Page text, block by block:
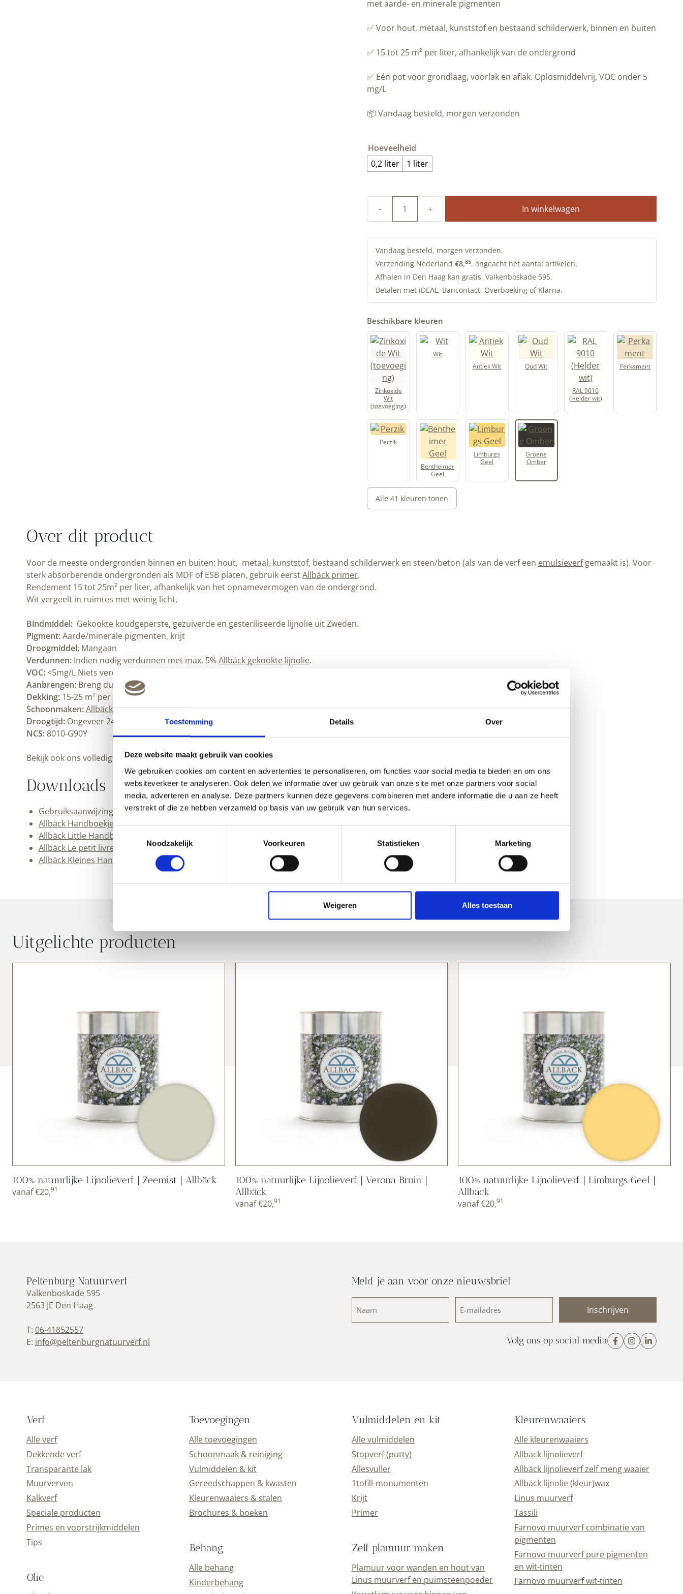
Toestemming Details Over
Deze website maakt gebruik van cookies
We gebruiken cookies om content en advertenties te personaliseren, om functies voor social media te bieden en om ons
websiteverkeer te analyseren. Ook delen we informatie over uw gebruik van onze site met onze partners voor social
media, adverteren en analyse. Deze partners kunnen deze gegevens combineren met andere informatie die u aan ze heeft
verstrekt of die ze hebben verzameld op basis van uw gebruik van hun services.
Noodzakelijk
Voorkeuren Statistieken Marketing
Weigeren Alles toestaan
met aarde- en minerale pigmenten
✅ Voor hout, metaal, kunststof en bestaand schilderwerk, binnen en buiten
✅ 15 tot 25 m² per liter, afhankelijk van de ondergrond
✅ Eén pot voor grondlaag, voorlak en aflak. Oplosmiddelvrij, VOC onder 5
mg/L
📦 Vandaag besteld, morgen verzonden
Hoeveelheid
0,2 liter
1 liter
Lijnolieverf
Groene
Omber
Allbäck
In winkelwagen
Vandaag besteld, morgen verzonden.
Verzending Nederland €8,85, ongeacht het aantal artikelen.
Afhalen in Den Haag kan gratis, Valkenboskade 595.
Betalen met iDEAL, Bancontact, Overboeking of Klarna.
Beschikbare kleuren
Zinkoxide
Wit
(toevoeging)
Wit
Antiek Wit
Oud Wit
RAL 9010
(Helder wit)
Perkament
Perzik
Bentheimer
Geel
Limburgs
Geel
Groene
Omber
Alle 41 kleuren tonen
Over dit product
Voor de meeste ondergronden binnen en buiten: hout, metaal, kunststof, bestaand schilderwerk en steen/beton (als van de verf een emulsieverfgemaakt is). Voor
sterk absorberende ondergronden als MDF of ESB platen, gebruik eerstAllbäck primer.
Rendement 15 tot 25m² per liter, afhankelijk van het opnamevermogen van de ondergrond.
Wit vergeelt in ruimtes met weinig licht.
Bindmiddel: Gekookte koudgeperste, gezuiverde en gesteriliseerde lijnolie uit Zweden.
Pigment:Aarde/minerale pigmenten, krijt
Droogmiddel: Mangaan
Verdunnen: Indien nodig verdunnen met max. 5%Allbäck gekookte lijnolie.
VOC: <5mg/L Niets verdampt uit de verf
Aanbrengen: Breng dunne lagen aan met een stevige, bij voorkeur varkensharen kwast of de Allbäck kwasten,
Dekking: 15-25 m² per liter, afhankelijk van de ondergrond.
Schoonmaken:Allbäck lijnoliezeepen water. Bewaar kwasten hangend inAllbäck rauwe lijnolie.
Droogtijd: Ongeveer 24 uur bij kamertemperatuur. Goed ventileren.
NCS:8010-G90Y
Bekijk ook ons volledige Allbäck assortiment.
Downloads
Gebruiksaanwijzing Allbäck Lijnolieverf (pdf)
Allbäck Handboekje (pdf)
Allbäck Little Handbook (pdf)
Allbäck Le petit livre de la peinture (pdf)
Allbäck Kleines Handbuch (pdf)
Uitgelichte producten
100% natuurlijke Lijnolieverf | Zeemist | Allbäck
vanaf€20,91
100% natuurlijke Lijnolieverf | Verona Bruin |
Allbäck
vanaf€20,91
100% natuurlijke Lijnolieverf | Limburgs Geel |
Allbäck
vanaf€20,91
Peltenburg Natuurverf
Valkenboskade 595
2563 JE Den Haag
T: 06-41852557
E: info@peltenburgnatuurverf.nl
Meld je aan voor onze nieuwsbrief
(Vereist)
mailadres
Volg ons op social media
Verf
Alle verf
Dekkende verf
Transparante lak
Muurverven
Kalkverf
Speciale producten
Primes en voorstrijkmiddelen
Tips
Olie
Toevoegingen
Alle toevoegingen
Schoonmaak & reiniging
Vulmiddelen & kit
Gereedschappen & kwasten
Kleurenwaaiers & stalen
Brochures & boeken
Behang
Alle behang
Kinderbehang
Vulmiddelen en kit
Alle vulmiddelen
Stopverf (putty)
Allesvuller
1tofill-monumenten
Krijt
Primer
Zelf plamuur maken
Plamuur voor wanden en hout van
Linus muurverf en puimsteenpoeder
Kleurenwaaiers
Alle kleurenwaaiers
Allbäck lijnolieverf
Allbäck lijnolieverf zelf meng waaier
Allbäck lijnolie (kleur)wax
Linus muurverf
Tassili
Farnovo muurverf combinatie van
pigmenten
Farnovo muurverf pure pigmenten
en wit-tinten
Farnovo muurverf wit-tinten